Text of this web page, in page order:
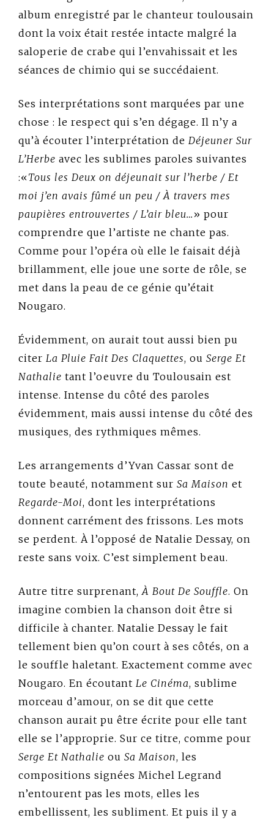
album enregistré par le chanteur toulousain
dont la voix était restée intacte malgré la
saloperie de crabe qui l’envahissait et les
séances de chimio qui se succédaient.
Ses interprétations sont marquées par une
chose : le respect qui s’en dégage. Il n’y a
qu’à écouter l’interprétation de Déjeuner Sur
L’Herbe avec les sublimes paroles suivantes
:«Tous les Deux on déjeunait sur l’herbe / Et
moi j’en avais fûmé un peu / À travers mes
paupières entrouvertes / L’air bleu…» pour
comprendre que l’artiste ne chante pas.
Comme pour l’opéra où elle le faisait déjà
brillamment, elle joue une sorte de rôle, se
met dans la peau de ce génie qu’était
Nougaro.
Évidemment, on aurait tout aussi bien pu
citer La Pluie Fait Des Claquettes, ou Serge Et
Nathalie tant l’oeuvre du Toulousain est
intense. Intense du côté des paroles
évidemment, mais aussi intense du côté des
musiques, des rythmiques mêmes.
Les arrangements d’Yvan Cassar sont de
toute beauté, notamment sur Sa Maison et
Regarde-Moi, dont les interprétations
donnent carrément des frissons. Les mots
se perdent. À l’opposé de Natalie Dessay, on
reste sans voix. C’est simplement beau.
Autre titre surprenant, À Bout De Souffle. On
imagine combien la chanson doit être si
difficile à chanter. Natalie Dessay le fait
tellement bien qu’on court à ses côtés, on a
le souffle haletant. Exactement comme avec
Nougaro. En écoutant Le Cinéma, sublime
morceau d’amour, on se dit que cette
chanson aurait pu être écrite pour elle tant
elle se l’approprie. Sur ce titre, comme pour
Serge Et Nathalie ou Sa Maison, les
compositions signées Michel Legrand
n’entourent pas les mots, elles les
embellissent, les subliment. Et puis il y a